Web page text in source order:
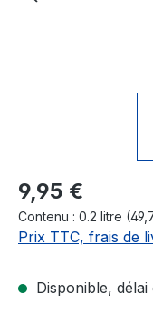
Prix régulier :
9,95 €
Contenu : 0.2 litre
Prix TTC, frais de
Disponible,